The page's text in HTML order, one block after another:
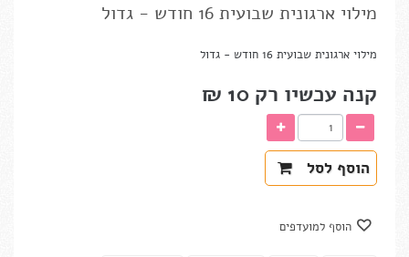
מילוי ארגונית שבועית 16 חודש - גדול
מילוי ארגונית שבועית 16 חודש - גדול
קנה עכשיו רק 10 ₪‎
הוסף לסל
הוסף למועדפים